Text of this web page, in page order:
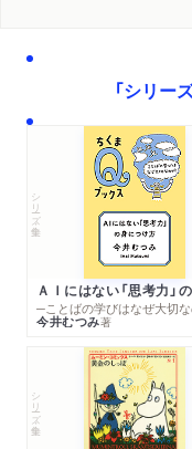
「シリー
シリーズ・全集
─ことばの学びはなぜ大切な
今井むつみ著
シリーズ・全集